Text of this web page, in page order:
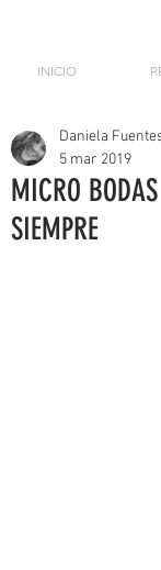
INICIO
MICRO
SIEMPRE
Daniela
5 mar 2019